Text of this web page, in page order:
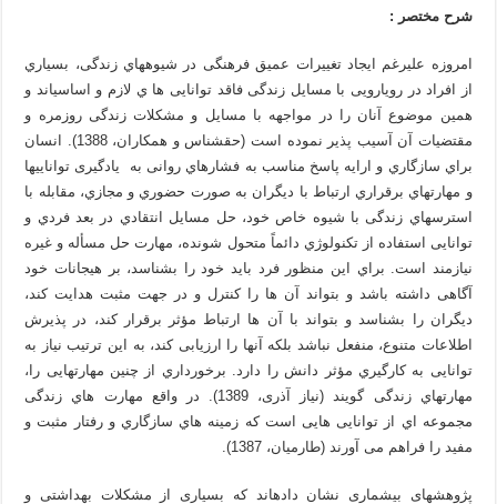
شرح مختصر :
امروزه علیرغم ایجاد تغییرات عمیق فرهنگی در شیوه­هاي زندگی، بسیاري
از افراد در رویارویی با مسایل زندگی فاقد توانایی ها ي لازم و اساسی­اند و
همین موضوع آنان را در مواجهه با مسایل و مشکلات زندگی روزمره و
مقتضیات آن آسیب پذیر نموده است (حق­شناس و همکاران، 1388). انسان
براي سازگاري و ارایه پاسخ مناسب به فشارهاي روانی به یادگیری توانایی­ها
و مهارت­هاي برقراري ارتباط با دیگران به صورت حضوري و مجازي، مقابله با
استرس­هاي زندگی با شیوه خاص خود، حل مسایل انتقادي در بعد فردي و
توانایی استفاده از تکنولوژي دائماً متحول شونده، مهارت حل مسأله و غیره
نیازمند است. براي این منظور فرد باید خود را بشناسد، بر هیجانات خود
آگاهی داشته باشد و بتواند آن ها را کنترل و در جهت مثبت هدایت کند،
دیگران را بشناسد و بتواند با آن ها ارتباط مؤثر برقرار کند، در پذیرش
اطلاعات متنوع، منفعل نباشد بلکه آن­ها را ارزیابی کند، به این ترتیب نیاز به
توانایی به کارگیري مؤثر دانش را دارد. برخورداري از چنین مهارت­هایی را،
مهارتهاي زندگی گویند (نیاز آذری، 1389). در واقع مهارت هاي زندگی
مجموعه اي از توانایی هایی است که زمینه هاي سازگاري و رفتار مثبت و
مفید را فراهم می آورند (طارمیان، 1387).
پژوهش­های بی­شماری نشان داده­اند که بسیاری از مشکلات بهداشتی و